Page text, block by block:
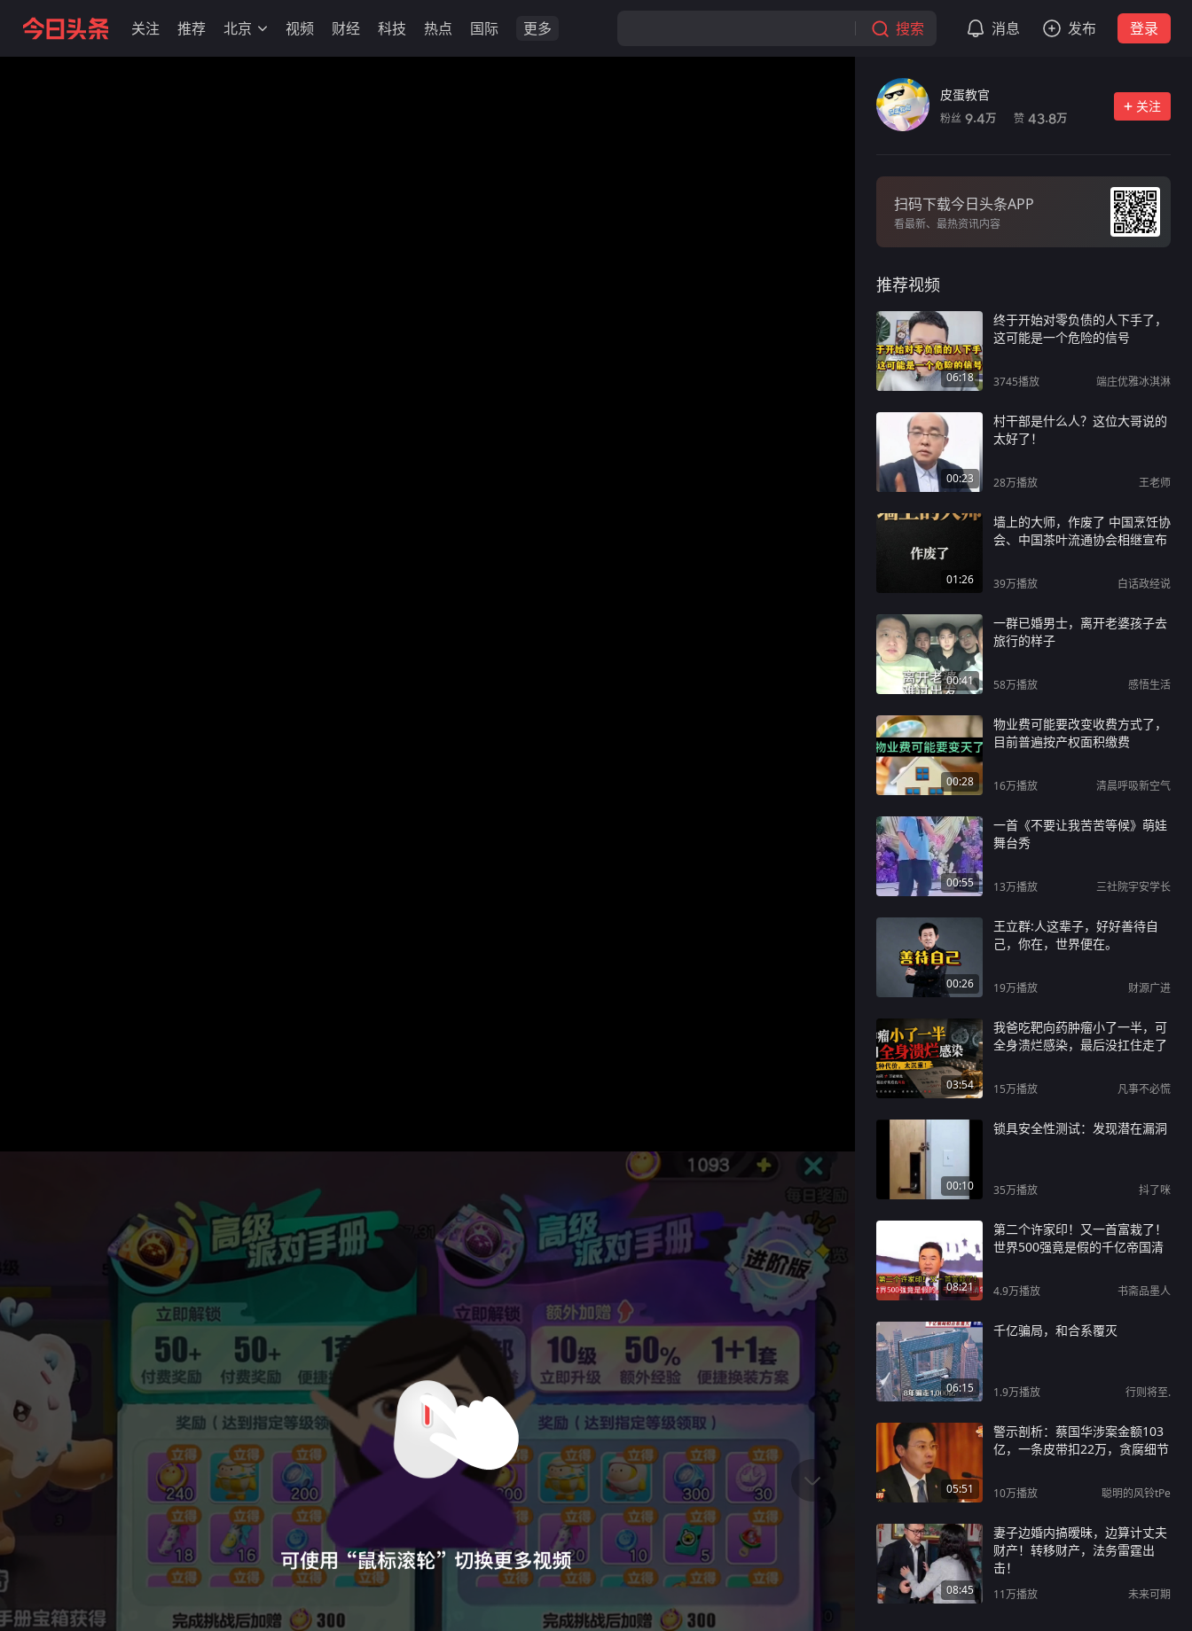
关注 推荐 北京 视频 财经 科技 热点 国际 更多 搜索 消息 发布 登录
皮蛋教官
粉丝 9.4万 赞 43.8万
关注
扫码下载今日头条APP
看最新、最热资讯内容
推荐视频
06:18
终于开始对零负债的人下手了，
这可能是一个危险的信号
3745播放 端庄优雅冰淇淋
00:23
村干部是什么人？这位大哥说的
太好了！
28万播放 王老师
01:26
墙上的大师，作废了 中国烹饪协
会、中国茶叶流通协会相继宣布
39万播放 白话政经说
00:41
一群已婚男士，离开老婆孩子去
旅行的样子
58万播放 感悟生活
00:28
物业费可能要改变收费方式了，
目前普遍按产权面积缴费
16万播放 清晨呼吸新空气
00:55
一首《不要让我苦苦等候》萌娃
舞台秀
13万播放 三社院宇安学长
00:26
王立群:人这辈子，好好善待自
己，你在，世界便在。
19万播放 财源广进
03:54
我爸吃靶向药肿瘤小了一半，可
全身溃烂感染，最后没扛住走了
15万播放 凡事不必慌
00:10
锁具安全性测试：发现潜在漏洞
35万播放 抖了咪
08:21
第二个许家印！又一首富栽了！
世界500强竟是假的千亿帝国清
4.9万播放 书斋品墨人
06:15
千亿骗局，和合系覆灭
1.9万播放 行则将至.
05:51
警示剖析：蔡国华涉案金额103
亿，一条皮带扣22万，贪腐细节
10万播放 聪明的风铃tPe
08:45
妻子边婚内搞暧昧，边算计丈夫
财产！转移财产，法务雷霆出
击！
11万播放 未来可期